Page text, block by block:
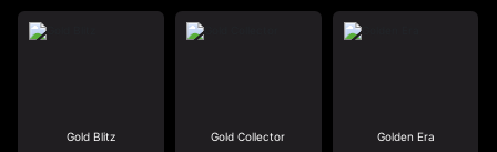
Gold Blitz Gold Collector Golden Era